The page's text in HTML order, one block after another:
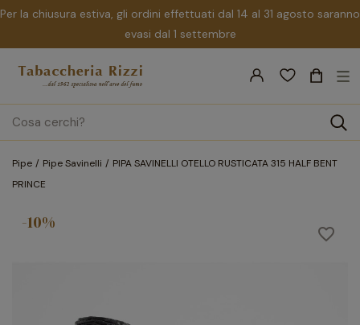
Per la chiusura estiva, gli ordini effettuati dal 14 al 31 agosto saranno
evasi dal 1 settembre
search
☰
Pipe Pipe Savinelli
PIPA SAVINELLI OTELLO RUSTICATA 315 HALF BENT
PRINCE
favorite_border
-10%